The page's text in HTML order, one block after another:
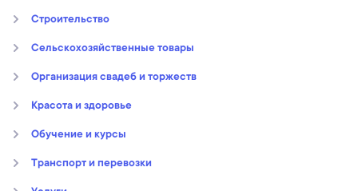
Строительство
Сельскохозяйственные товары
Организация свадеб и торжеств
Kрасота и здоровье
Обучение и курсы
Транспорт и перевозки